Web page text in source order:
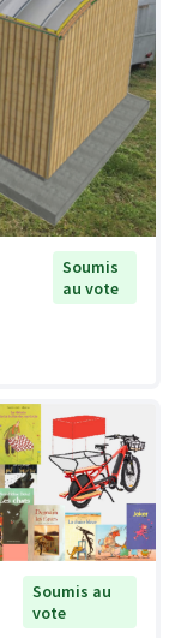
Soumis
au vote
Soumis au
vote